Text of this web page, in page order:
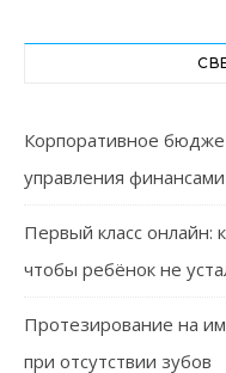
Корпоративное
управления финансами
Первый класс онлайн:
чтобы ребёнок не
Протезирование на
при отсутствии зубов